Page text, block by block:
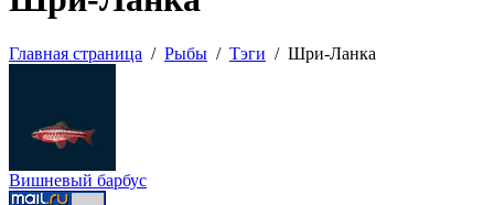
Главная страница / Рыбы / Тэги / Шри-Ланка
Вишневый барбус